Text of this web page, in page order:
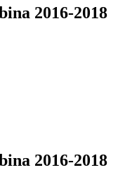
2016-2018
2016-2018